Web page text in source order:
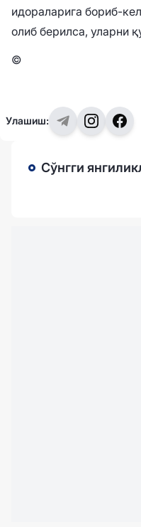
идораларига бориб-
олиб берилса, уларни
©
Улашиш:
Сўнгги